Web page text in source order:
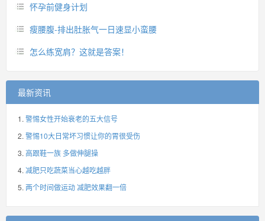
怀孕前健身计划
瘦腰腹-排出肚胀气一日速显小蛮腰
怎么练宽肩？这就是答案！
最新资讯
警惕女性开始衰老的五大信号
警惕10大日常坏习惯让你的胃很受伤
高跟鞋一族 多做伸腿操
减肥只吃蔬菜当心越吃越胖
两个时间做运动 减肥效果翻一倍